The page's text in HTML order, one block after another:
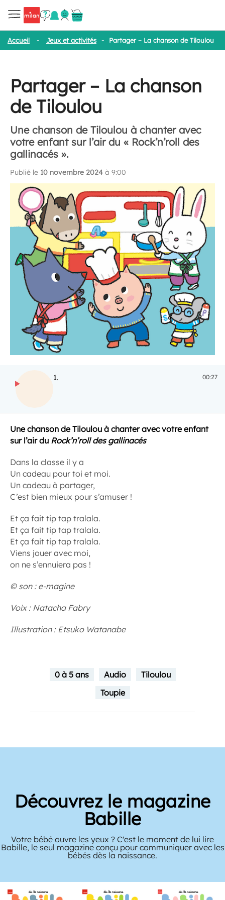
Accueil - Jeux et activités - Partager – La chanson de Tiloulou
Partager – La chanson
de Tiloulou
Une chanson de Tiloulou à chanter avec
votre enfant sur l’air du « Rock’n’roll des
gallinacés ».
Publié le 10 novembre 2024 à 9:00
1. 00:27
ECOUTER
Une chanson de Tiloulou à chanter avec votre enfant
sur l’air du Rock’n’roll des gallinacés
Dans la classe il y a
Un cadeau pour toi et moi.
Un cadeau à partager,
C’est bien mieux pour s’amuser !
Et ça fait tip tap tralala.
Et ça fait tip tap tralala.
Et ça fait tip tap tralala.
Viens jouer avec moi,
on ne s’ennuiera pas !
© son : e-magine
Voix : Natacha Fabry
Illustration : Etsuko Watanabe
0 à 5 ans Audio
Tiloulou
Toupie
Découvrez le magazine
Babille
Votre bébé ouvre les yeux ? C'est le moment de lui lire
Babille, le seul magazine conçu pour communiquer avec les
bébés dès la naissance.